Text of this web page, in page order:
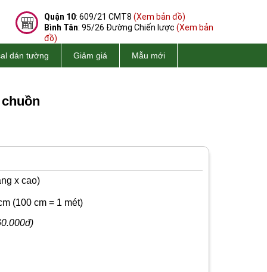
Quận 10: 609/21 CMT8 (Xem bản đồ)
Bình Tân: 95/26 Đường Chiến lược (Xem bản
đồ)
dán tường Giảm giá Mẫu mới
x cao)
(100 cm = 1 mét)